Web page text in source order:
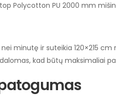
Polycotton PU 2000 mm
minutę ir suteikia 120×215
kad būtų maksimaliai